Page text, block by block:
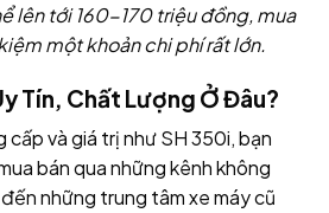
lên tới 160-170 triệu đồng, mua
một khoản chi phí rất lớn.
Tín, Chất Lượng Ở Đâu?
cấp và giá trị như SH 350i, bạn
bán qua những kênh không
những trung tâm xe máy cũ